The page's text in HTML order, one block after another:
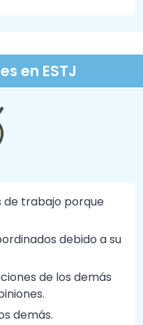
en ESTJ
de trabajo porque
debido a su
de los demás
demás.